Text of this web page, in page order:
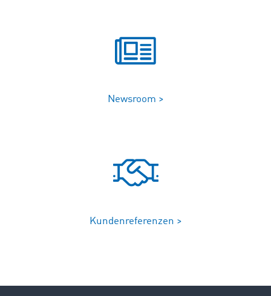
Newsroom >
Kundenreferenzen >